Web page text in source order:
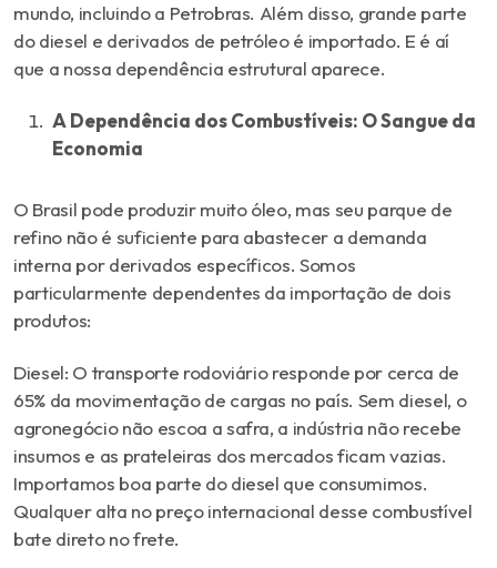
mundo, incluindo a Petrobras. Além disso, grande parte
do diesel e derivados de petróleo é importado. E é aí
que a nossa dependência estrutural aparece.
A Dependência dos Combustíveis: O Sangue da
Economia
O Brasil pode produzir muito óleo, mas seu parque de
refino não é suficiente para abastecer a demanda
interna por derivados específicos. Somos
particularmente dependentes da importação de dois
produtos:
Diesel: O transporte rodoviário responde por cerca de
65% da movimentação de cargas no país. Sem diesel, o
agronegócio não escoa a safra, a indústria não recebe
insumos e as prateleiras dos mercados ficam vazias.
Importamos boa parte do diesel que consumimos.
Qualquer alta no preço internacional desse combustível
bate direto no frete.